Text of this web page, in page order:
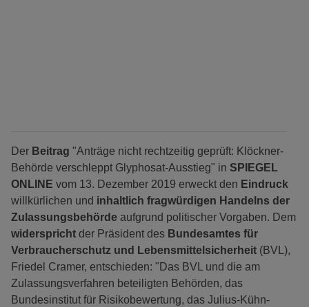
Der Beitrag "Anträge nicht rechtzeitig geprüft: Klöckner-
Behörde verschleppt Glyphosat-Ausstieg" in SPIEGEL
ONLINE vom 13. Dezember 2019 erweckt den Eindruck
willkürlichen und inhaltlich fragwürdigen Handelns der
Zulassungsbehörde aufgrund politischer Vorgaben. Dem
widerspricht der Präsident des Bundesamtes für
Verbraucherschutz und Lebensmittelsicherheit (BVL),
Friedel Cramer, entschieden: "Das BVL und die am
Zulassungsverfahren beteiligten Behörden, das
Bundesinstitut für Risikobewertung, das Julius-Kühn-